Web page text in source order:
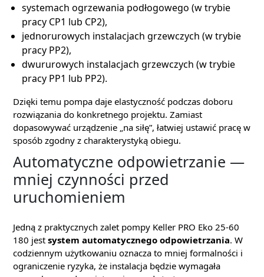
systemach ogrzewania podłogowego (w trybie
pracy CP1 lub CP2),
jednorurowych instalacjach grzewczych (w trybie
pracy PP2),
dwururowych instalacjach grzewczych (w trybie
pracy PP1 lub PP2).
Dzięki temu pompa daje elastyczność podczas doboru
rozwiązania do konkretnego projektu. Zamiast
dopasowywać urządzenie „na siłę”, łatwiej ustawić pracę w
sposób zgodny z charakterystyką obiegu.
Automatyczne odpowietrzanie —
mniej czynności przed
uruchomieniem
Jedną z praktycznych zalet pompy Keller PRO Eko 25-60
180 jest system automatycznego odpowietrzania. W
codziennym użytkowaniu oznacza to mniej formalności i
ograniczenie ryzyka, że instalacja będzie wymagała